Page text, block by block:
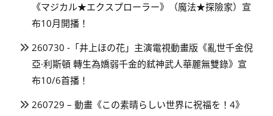
《マジカル★エクスプローラー》（魔法★探險家）宣
布10月開播！
260730 -「井上ほの花」主演電視動畫版《亂世千金倪
亞·利斯頓 轉生為嬌弱千金的弒神武人華麗無雙錄》宣
布10/6首播！
260729 – 動畫《この素晴らしい世界に祝福を！4》